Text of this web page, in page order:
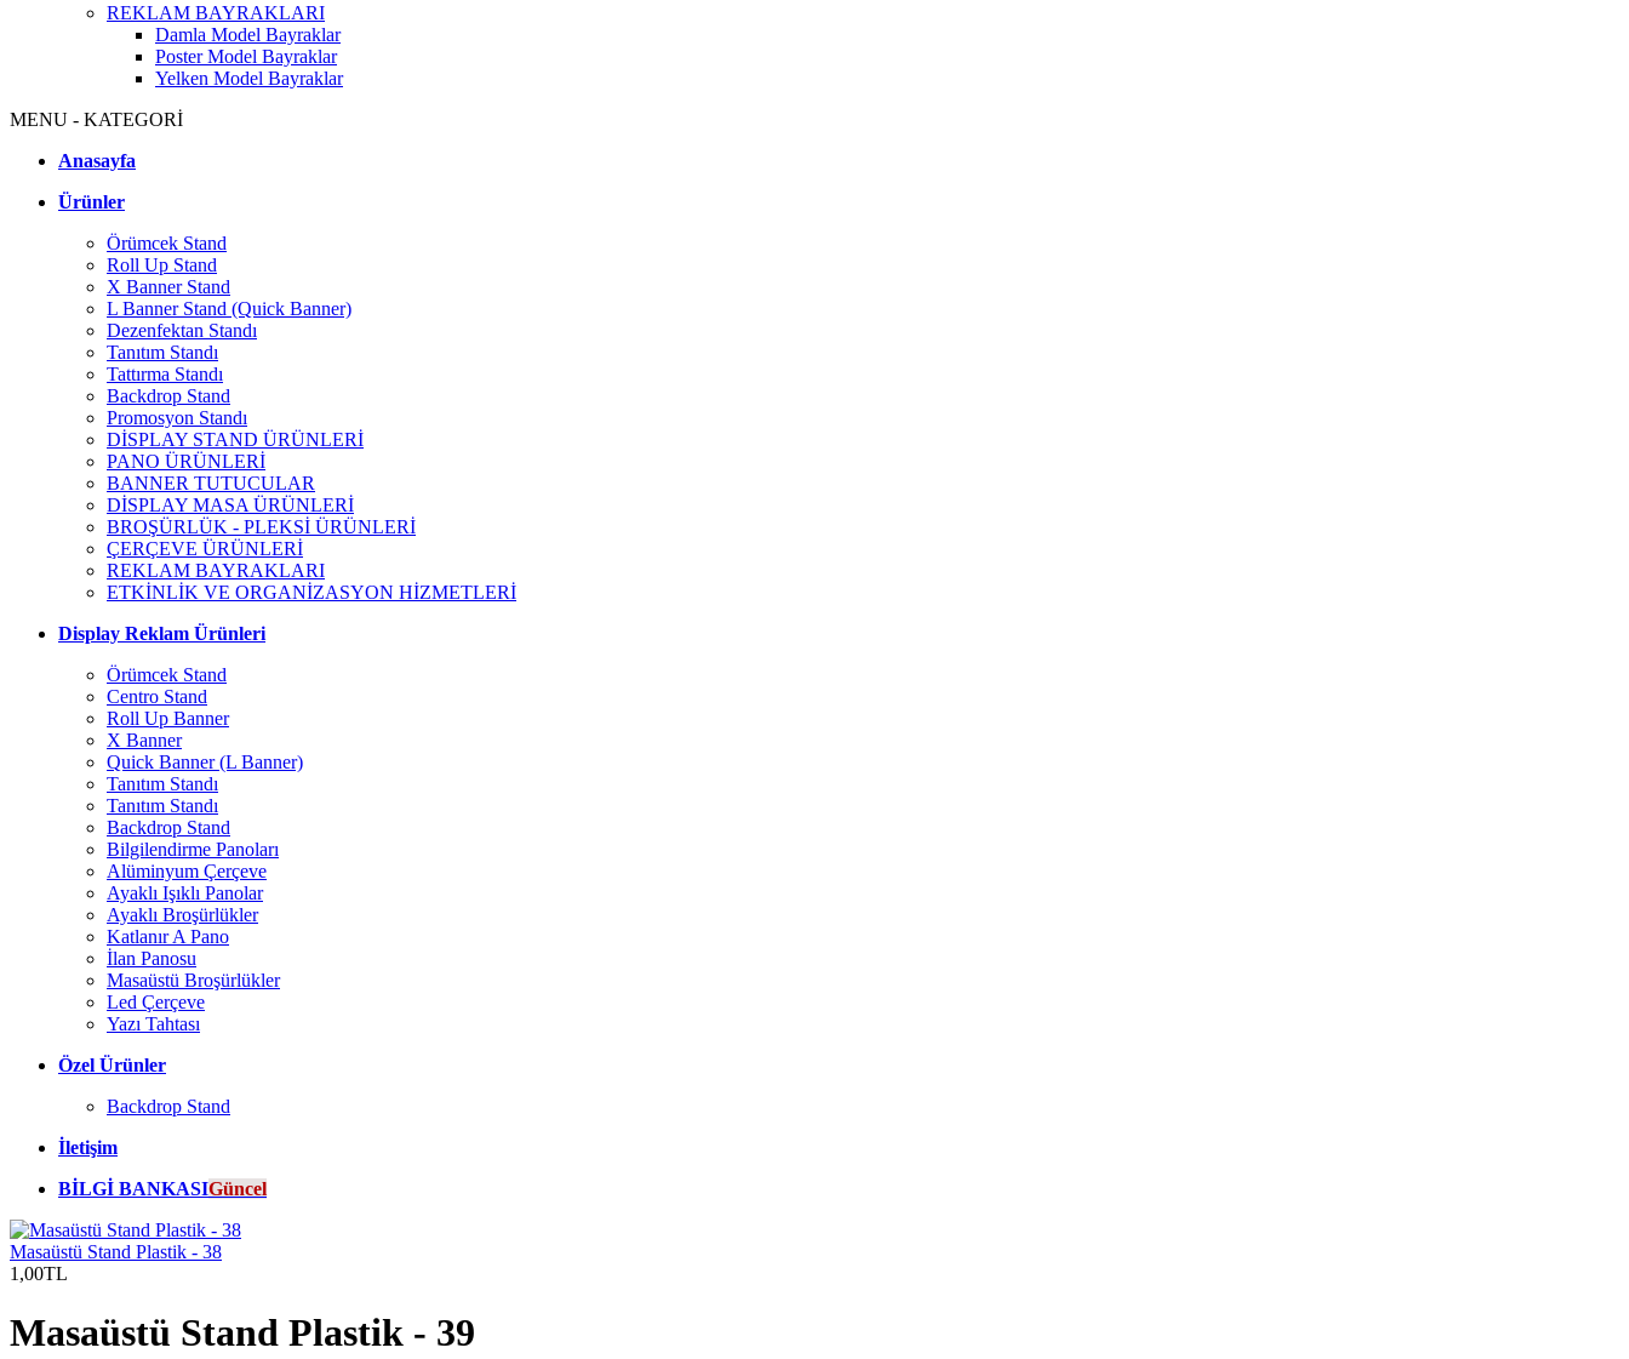
REKLAM BAYRAKLARI
Damla Model Bayraklar
Poster Model Bayraklar
Yelken Model Bayraklar
MENU - KATEGORİ
Anasayfa
Ürünler
Örümcek Stand
Roll Up Stand
X Banner Stand
L Banner Stand (Quick Banner)
Dezenfektan Standı
Tanıtım Standı
Tattırma Standı
Backdrop Stand
Promosyon Standı
DİSPLAY STAND ÜRÜNLERİ
PANO ÜRÜNLERİ
BANNER TUTUCULAR
DİSPLAY MASA ÜRÜNLERİ
BROŞÜRLÜK - PLEKSİ ÜRÜNLERİ
ÇERÇEVE ÜRÜNLERİ
REKLAM BAYRAKLARI
ETKİNLİK VE ORGANİZASYON HİZMETLERİ
Display Reklam Ürünleri
Örümcek Stand
Centro Stand
Roll Up Banner
X Banner
Quick Banner (L Banner)
Tanıtım Standı
Tanıtım Standı
Backdrop Stand
Bilgilendirme Panoları
Alüminyum Çerçeve
Ayaklı Işıklı Panolar
Ayaklı Broşürlükler
Katlanır A Pano
İlan Panosu
Masaüstü Broşürlükler
Led Çerçeve
Yazı Tahtası
Özel Ürünler
Backdrop Stand
İletişim
BİLGİ BANKASIGüncel
Masaüstü Stand Plastik - 38
1,00TL
Masaüstü Stand Plastik - 39